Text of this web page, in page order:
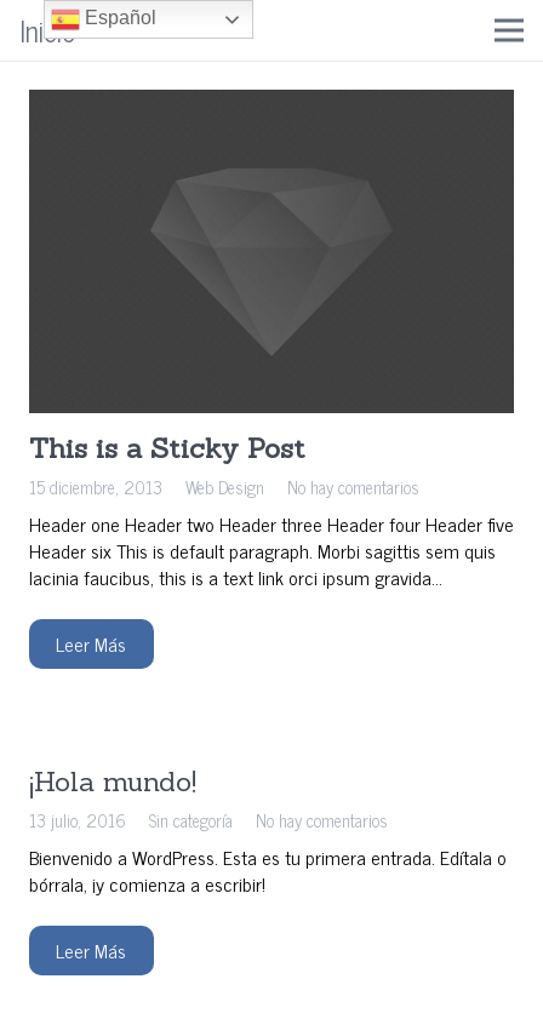
Inicio
This is a Sticky Post
15 diciembre, 2013 Web Design No hay comentarios
Header one Header two Header three Header four Header five
Header six This is default paragraph. Morbi sagittis sem quis
lacinia faucibus, this is a text link orci ipsum gravida…
Leer Más
¡Hola mundo!
13 julio, 2016 Sin categoría No hay comentarios
Bienvenido a WordPress. Esta es tu primera entrada. Edítala o
bórrala, ¡y comienza a escribir!
Leer Más
Español